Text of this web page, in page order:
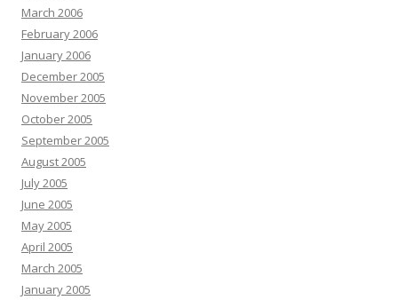
March 2006
February 2006
January 2006
December 2005
November 2005
October 2005
September 2005
August 2005
July 2005
June 2005
May 2005
April 2005
March 2005
January 2005